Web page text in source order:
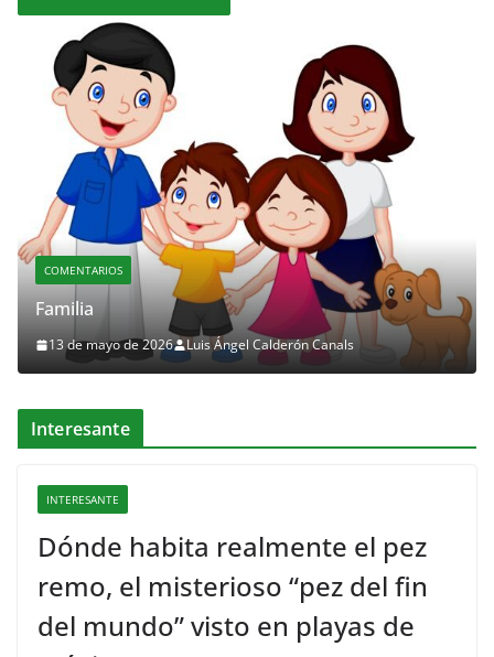
COMENTARIOS
Familia
13 de mayo de 2026 Luis Ángel Calderón Canals
Interesante
INTERESANTE
Dónde habita realmente el pez
remo, el misterioso “pez del fin
del mundo” visto en playas de